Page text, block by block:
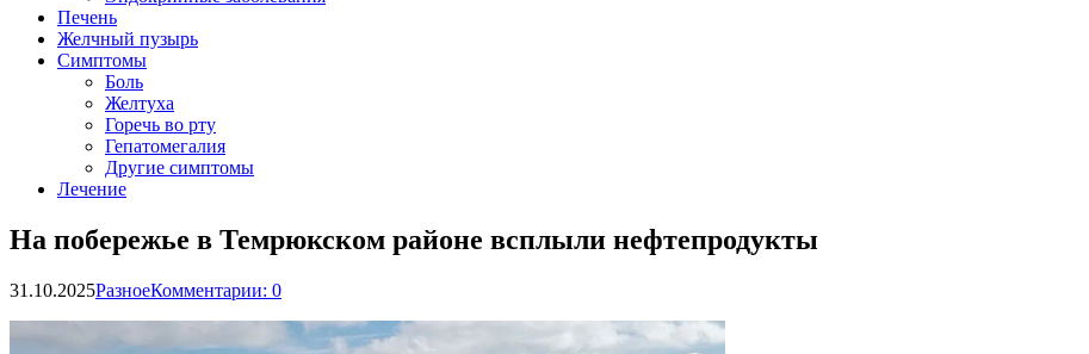
Печень
Желчный пузырь
Симптомы
Боль
Желтуха
Горечь во рту
Гепатомегалия
Другие симптомы
Лечение
На побережье в Темрюкском районе всплыли нефтепродукты
31.10.2025РазноеКомментарии: 0